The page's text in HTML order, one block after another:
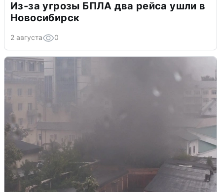
Из-за угрозы БПЛА два рейса ушли в
Новосибирск
2 августа 0